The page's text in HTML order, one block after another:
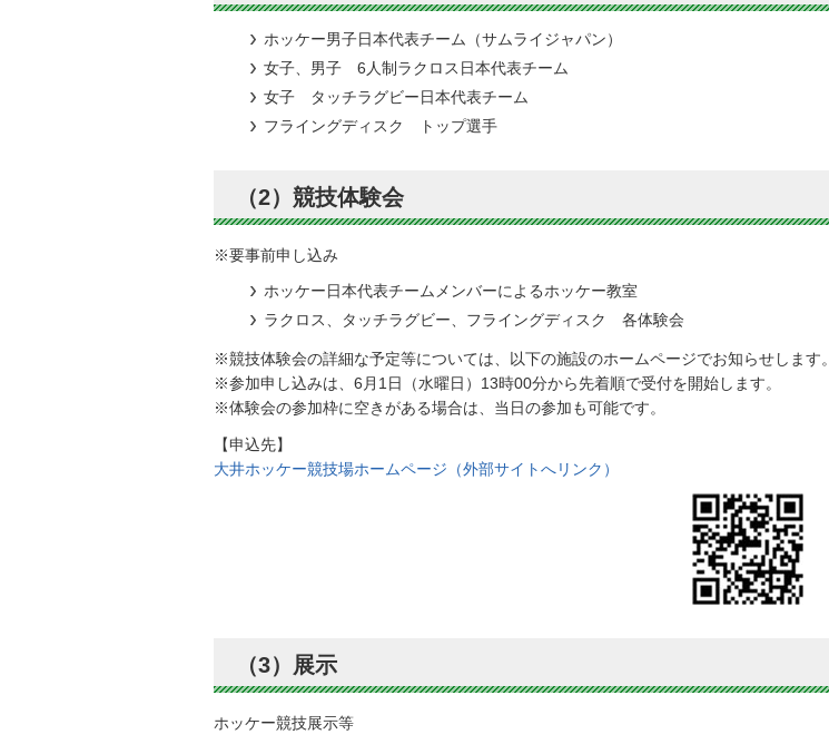
ホッケー男子日本代表チーム（サムライジャパン）
女子、男子 6人制ラクロス日本代表チーム
女子 タッチラグビー日本代表チーム
フライングディスク トップ選手
（2）競技体験会
※要事前申し込み
ホッケー日本代表チームメンバーによるホッケー教室
ラクロス、タッチラグビー、フライングディスク 各体験会
※競技体験会の詳細な予定等については、以下の施設のホームページでお知らせします。
※参加申し込みは、6月1日（水曜日）13時00分から先着順で受付を開始します。
※体験会の参加枠に空きがある場合は、当日の参加も可能です。
【申込先】
大井ホッケー競技場ホームページ（外部サイトへリンク）
（3）展示
ホッケー競技展示等